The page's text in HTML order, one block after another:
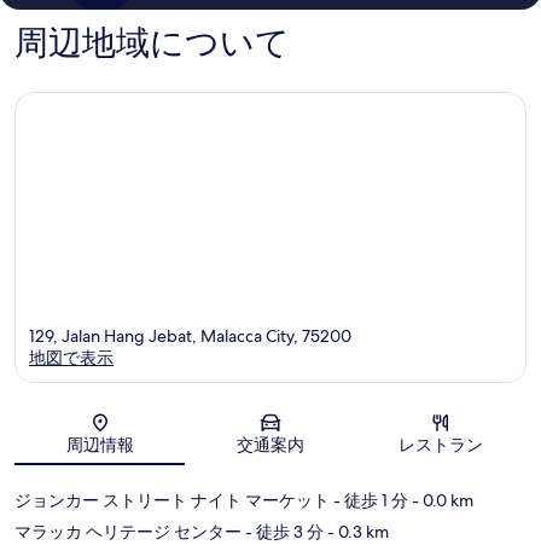
コ
ミ
キ
周辺地域について
地図
129, Jalan Hang Jebat, Malacca City, 75200
地図で表示
周辺情報 交通案内 レストラン
ジョンカー ストリート ナイト マーケット - 徒歩 1 分- 0.0 km
マラッカ ヘリテージ センター - 徒歩 3 分- 0.3 km